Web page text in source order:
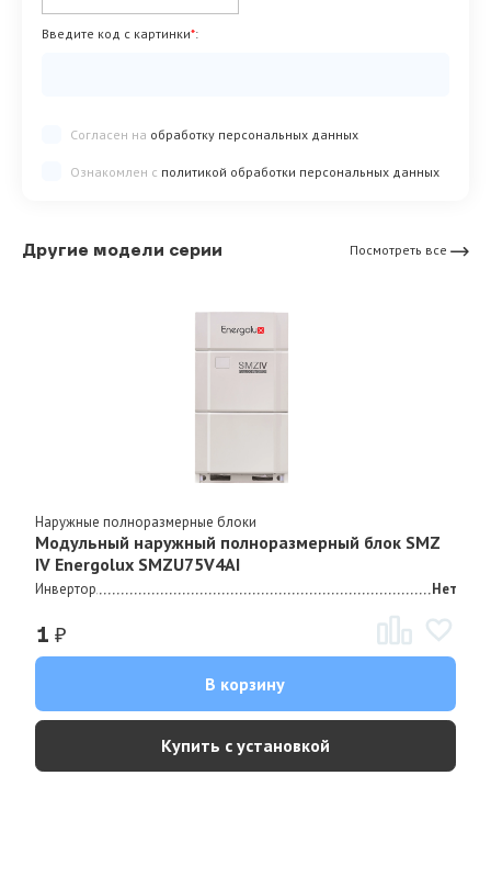
Введите код с картинки*:
Согласен на обработку персональных данных
Ознакомлен с политикой обработки персональных данных
Другие модели серии Посмотреть все
Наружные полноразмерные блоки
Модульный наружный полноразмерный блок SMZ
IV Energolux SMZU75V4AI
Инвертор Нет
1 ₽
В корзину
Купить с установкой